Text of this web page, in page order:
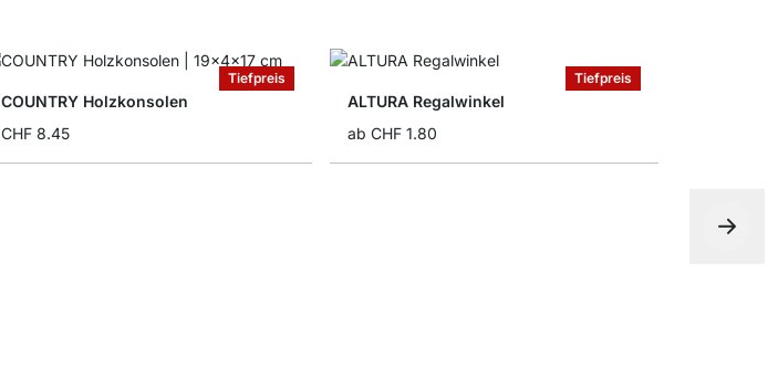
Tiefpreis
COUNTRY Holzkonsolen
CHF 8.45
Tiefpreis
ALTURA Regalwinkel
ab CHF 1.80